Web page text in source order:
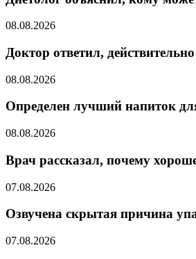
08.08.2026
Доктор ответил,
08.08.2026
Определен лучший напиток
08.08.2026
Врач рассказал, почему
07.08.2026
Озвучена скрытая причина
07.08.2026